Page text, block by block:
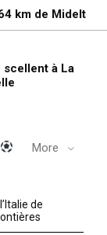
km de Midelt
scellent à La
More
de